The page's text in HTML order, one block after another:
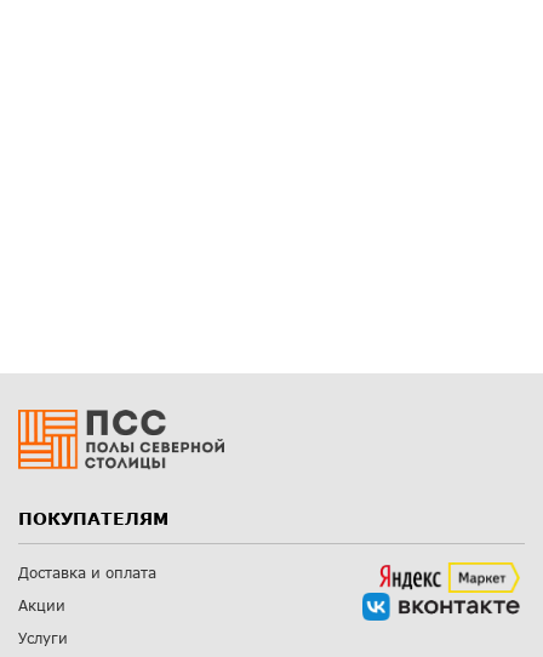
ПОКУПАТЕЛЯМ
Доставка и оплата
Акции
Услуги